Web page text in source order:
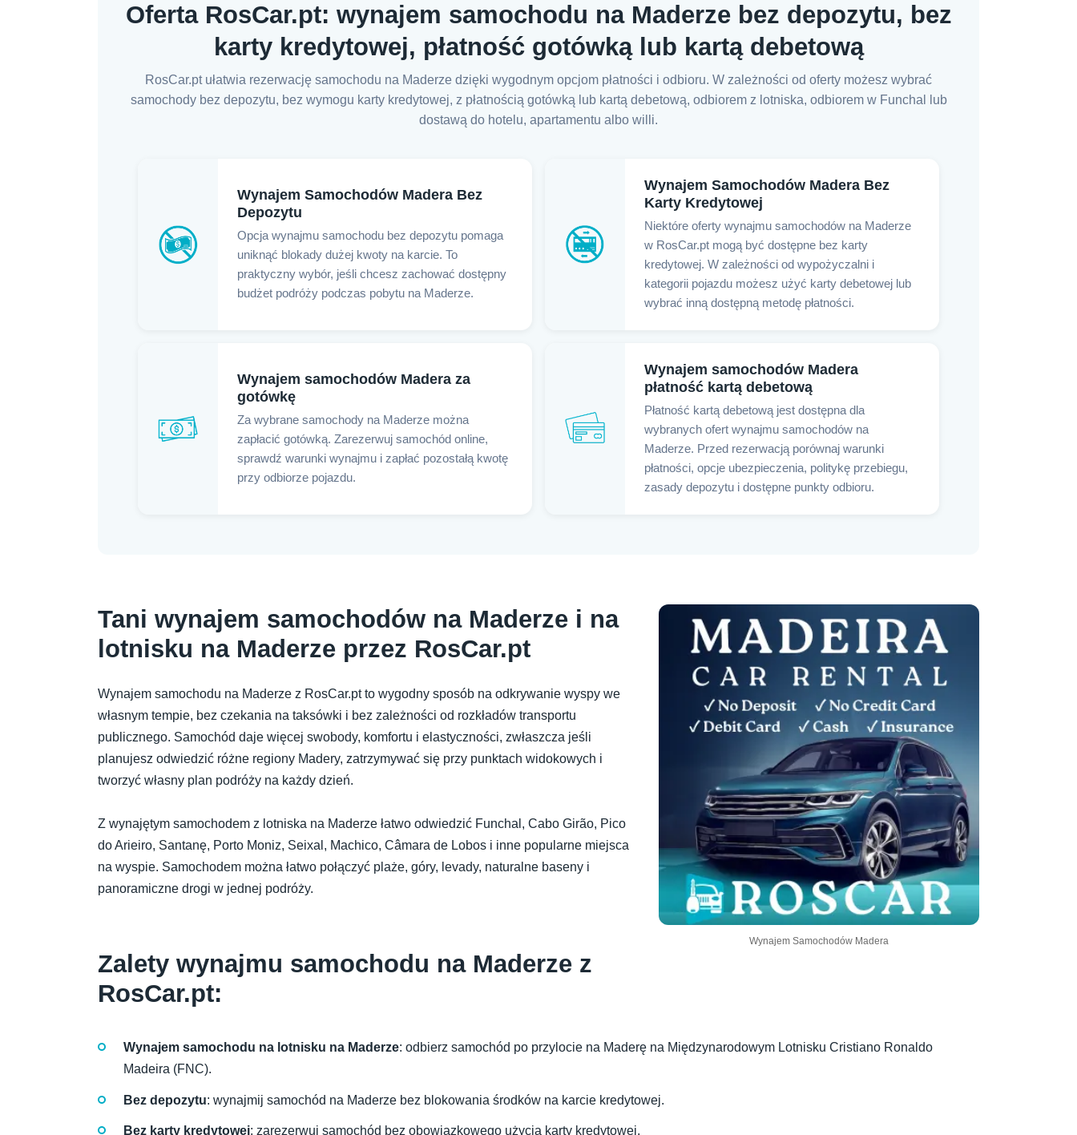
Oferta RosCar.pt: wynajem samochodu na Maderze bez depozytu, bez
karty kredytowej, płatność gotówką lub kartą debetową
RosCar.pt ułatwia rezerwację samochodu na Maderze dzięki wygodnym opcjom płatności i odbioru. W zależności od oferty możesz wybrać
samochody bez depozytu, bez wymogu karty kredytowej, z płatnością gotówką lub kartą debetową, odbiorem z lotniska, odbiorem w Funchal lub
dostawą do hotelu, apartamentu albo willi.
Wynajem Samochodów Madera Bez
Depozytu
Opcja wynajmu samochodu bez depozytu pomaga
uniknąć blokady dużej kwoty na karcie. To
praktyczny wybór, jeśli chcesz zachować dostępny
budżet podróży podczas pobytu na Maderze.
Wynajem Samochodów Madera Bez
Karty Kredytowej
Niektóre oferty wynajmu samochodów na Maderze
w RosCar.pt mogą być dostępne bez karty
kredytowej. W zależności od wypożyczalni i
kategorii pojazdu możesz użyć karty debetowej lub
wybrać inną dostępną metodę płatności.
Wynajem samochodów Madera za
gotówkę
Za wybrane samochody na Maderze można
zapłacić gotówką. Zarezerwuj samochód online,
sprawdź warunki wynajmu i zapłać pozostałą kwotę
przy odbiorze pojazdu.
Wynajem samochodów Madera
płatność kartą debetową
Płatność kartą debetową jest dostępna dla
wybranych ofert wynajmu samochodów na
Maderze. Przed rezerwacją porównaj warunki
płatności, opcje ubezpieczenia, politykę przebiegu,
zasady depozytu i dostępne punkty odbioru.
Wynajem Samochodów Madera
Tani wynajem samochodów na Maderze i na
lotnisku na Maderze przez RosCar.pt
Wynajem samochodu na Maderze z RosCar.pt to wygodny sposób na odkrywanie wyspy we
własnym tempie, bez czekania na taksówki i bez zależności od rozkładów transportu
publicznego. Samochód daje więcej swobody, komfortu i elastyczności, zwłaszcza jeśli
planujesz odwiedzić różne regiony Madery, zatrzymywać się przy punktach widokowych i
tworzyć własny plan podróży na każdy dzień.
Z wynajętym samochodem z lotniska na Maderze łatwo odwiedzić Funchal, Cabo Girão, Pico
do Arieiro, Santanę, Porto Moniz, Seixal, Machico, Câmara de Lobos i inne popularne miejsca
na wyspie. Samochodem można łatwo połączyć plaże, góry, levady, naturalne baseny i
panoramiczne drogi w jednej podróży.
Zalety wynajmu samochodu na Maderze z
RosCar.pt:
Wynajem samochodu na lotnisku na Maderze: odbierz samochód po przylocie na Maderę na Międzynarodowym Lotnisku Cristiano Ronaldo
Madeira (FNC).
Bez depozytu: wynajmij samochód na Maderze bez blokowania środków na karcie kredytowej.
Bez karty kredytowej: zarezerwuj samochód bez obowiązkowego użycia karty kredytowej.